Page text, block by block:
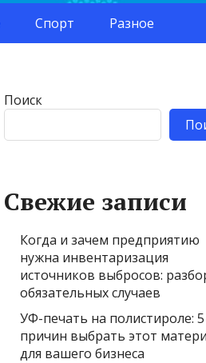
Спорт Разное
Поиск
Свежие записи
Когда и зачем предприятию
нужна инвентаризация
источников выбросов:
обязательных случаев
УФ-печать на полистироле: 5
причин выбрать этот
для вашего бизнеса